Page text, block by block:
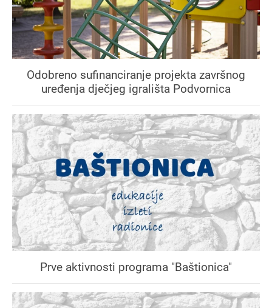
Odobreno sufinanciranje projekta završnog
uređenja dječjeg igrališta Podvornica
Prve aktivnosti programa "Baštionica"